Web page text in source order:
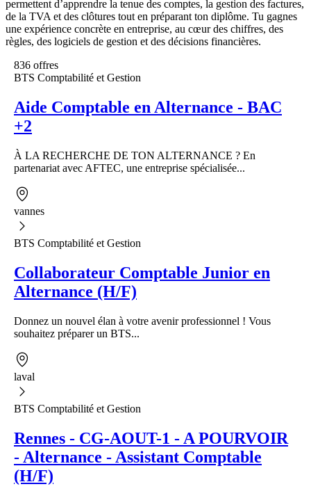
permettent d’apprendre la tenue des comptes, la gestion des factures,
de la TVA et des clôtures tout en préparant ton diplôme. Tu gagnes
une expérience concrète en entreprise, au cœur des chiffres, des
règles, des logiciels de gestion et des décisions financières.
836 offres
BTS Comptabilité et Gestion
Aide Comptable en Alternance - BAC
+2
À LA RECHERCHE DE TON ALTERNANCE ? En
partenariat avec AFTEC, une entreprise spécialisée...
vannes
BTS Comptabilité et Gestion
Collaborateur Comptable Junior en
Alternance (H/F)
Donnez un nouvel élan à votre avenir professionnel ! Vous
souhaitez préparer un BTS...
laval
BTS Comptabilité et Gestion
Rennes - CG-AOUT-1 - A POURVOIR
- Alternance - Assistant Comptable
(H/F)